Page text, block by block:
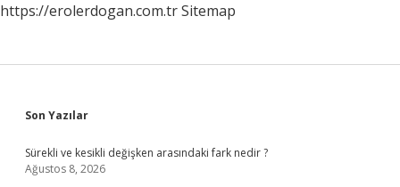
https://erolerdogan.com.trSitemap
Sidebar
Son Yazılar
Sürekli ve kesikli değişken arasındaki fark nedir ?
Ağustos 8, 2026